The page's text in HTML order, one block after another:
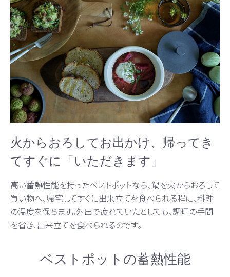
火からおろしてお出かけ、帰ってき
てすぐに「いただきます」
高い蓄熱性能を持ったベストポットなら、鍋を火からおろして
買い物へ、帰宅してすぐに出来立てを食べられる程に、料理
の温度を保ちます。外出で疲れていたとしても、調理の手間
を省き、出来立てを食べられるのです。
ベストポットの蓄熱性能